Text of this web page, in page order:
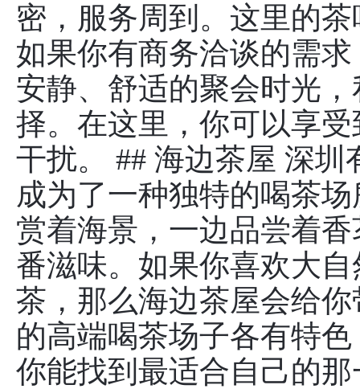
密，服务周到。这里的
如果你有商务洽谈的需
安静、舒适的聚会时光
择。在这里，你可以享
干扰。 ## 海边茶屋 深
成为了一种独特的喝茶
赏着海景，一边品尝着
番滋味。如果你喜欢大
茶，那么海边茶屋会给
的高端喝茶场子各有特
你能找到最适合自己的